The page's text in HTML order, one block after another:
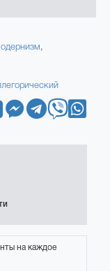
,
на каждое